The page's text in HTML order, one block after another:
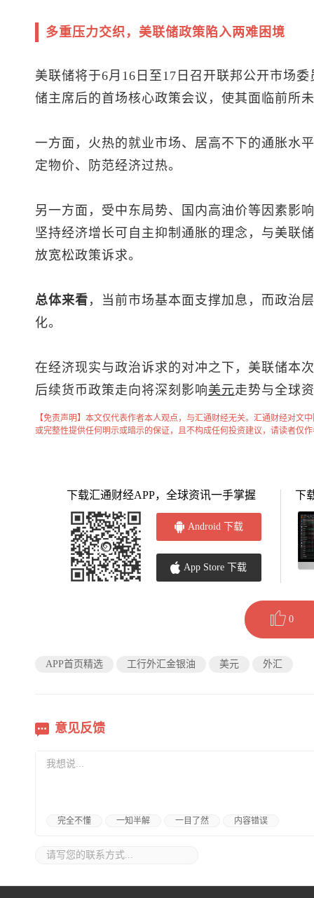
多重压力交织，美联储政策陷入两难困境
美联储将于6月16日至17日召开联邦公开市场
储主席后的首场核心政策会议，使其面临前所
一方面，火热的就业市场、居高不下的通胀水
定物价、防范经济过热。
另一方面，受中东局势、国内高油价等因素影
坚持经济增长可自主抑制通胀的理念，与美联
放宽松政策诉求。
总体来看 ，当前市场基本面支撑加息，而政治
化。
在经济现实与政治诉求的对冲之下，美联储本
后续货币政策走向将深刻影响美元走势与全球
【免责声明】本文仅代表作者本人观点，与汇通财经无关。汇通财经对文
或完整性提供任何明示或暗示的保证，且不构成任何投资建议，请读者仅
下载汇通财经APP，全球资讯一手掌握
Android 下载
App Store 下载
下
0
APP首页精选 工行外汇金银油 美元 外汇
意见反馈
完全不懂 一知半解 一目了然 内容错误